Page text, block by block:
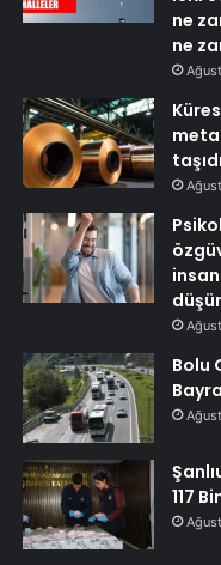
ne
ne
taşıdı
Bolu
117